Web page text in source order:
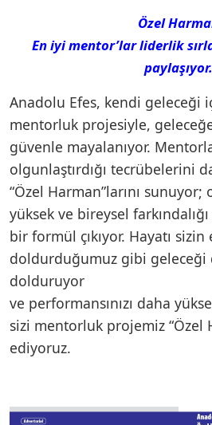
Özel
En iyi mentor’lar liderlik
paylaşıyor.
Anadolu Efes, kendi geleceği
mentorluk projesiyle,
güvenle mayalanıyor.
olgunlaştırdığı tecrübelerini
“Özel Harman”larını
yüksek ve bireysel
bir formül çıkıyor. Hayatı
doldurduğumuz gibi geleceği
dolduruyor
ve performansınızı daha
sizi mentorluk projemiz “Özel
ediyoruz.